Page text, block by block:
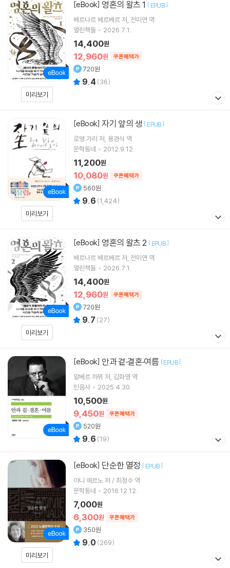
미리보기
[eBook] 영혼의 왈츠 1 [ EPUB]
베르나르 베르베르 저 전미연 역
열린책들
2026.7.1.
12,960원 쿠폰혜택가
14,400원
720원
9.4 (36)
미리보기
[eBook] 자기 앞의 생 [ EPUB]
로맹 가리 저 용경식 역
문학동네
2012.9.12.
10,080원 쿠폰혜택가
11,200원
560원
9.6 (1,424)
미리보기
[eBook] 영혼의 왈츠 2 [ EPUB]
베르나르 베르베르 저 전미연 역
열린책들
2026.7.1.
12,960원 쿠폰혜택가
14,400원
720원
9.7 (27)
[eBook] 안과 겉·결혼·여름 [EPUB]
알베르 까뮈 저 김화영 역
민음사
2025.4.30.
9,450원 쿠폰혜택가
10,500원
520원
9.6 (19)
미리보기
[eBook] 단순한 열정 [ EPUB]
아니 에르노 저 / 최정수 역
문학동네
2016.12.12.
6,300원 쿠폰혜택가
7,000원
350원
9.0 (269)